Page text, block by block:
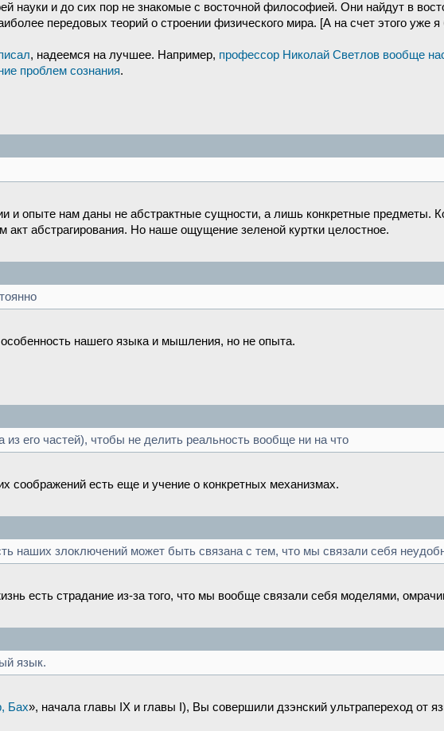
науки и до сих пор не знакомые с восточной философией. Они найдут в
передовых теорий о строении физического мира. [А на счет этого уже
, надеемся на лучшее. Например, профессор Николай Светлов вообще
проблем сознания.
опыте нам даны не абстрактные сущности, а лишь конкретные предметы.
акт абстрагирования. Но наше ощущение зеленой куртки целостное.
нашего языка и мышления, но не опыта.
его частей), чтобы не делить реальность вообще ни на что
соображений есть еще и учение о конкретных механизмах.
наших злоключений может быть связана с тем, что мы связали себя
есть страдание из-за того, что мы вообще связали себя моделями,
язык.
Бах», начала главы IX и главы I), Вы совершили дзэнский ультрапереход от